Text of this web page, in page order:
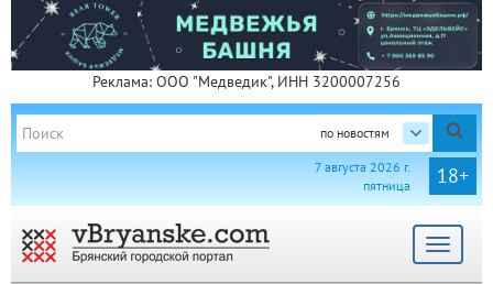
Реклама: ООО "Медведик", ИНН 3200007256
по новостям
18+
7 августа 2026 г.
пятница
Toggle